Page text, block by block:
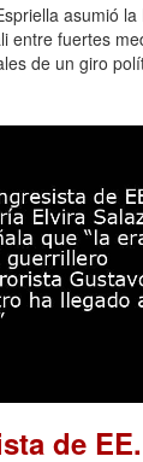
asumió
entre fuertes
de un giro
de